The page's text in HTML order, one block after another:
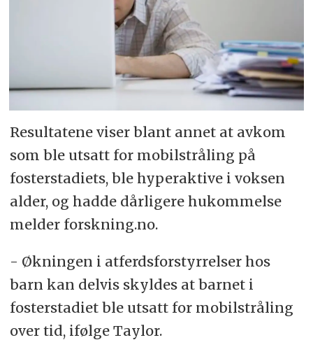
Resultatene viser blant annet at avkom
som ble utsatt for mobilstråling på
fosterstadiets, ble hyperaktive i voksen
alder, og hadde dårligere hukommelse
melder forskning.no.
- Økningen i atferdsforstyrrelser hos
barn kan delvis skyldes at barnet i
fosterstadiet ble utsatt for mobilstråling
over tid, ifølge Taylor.